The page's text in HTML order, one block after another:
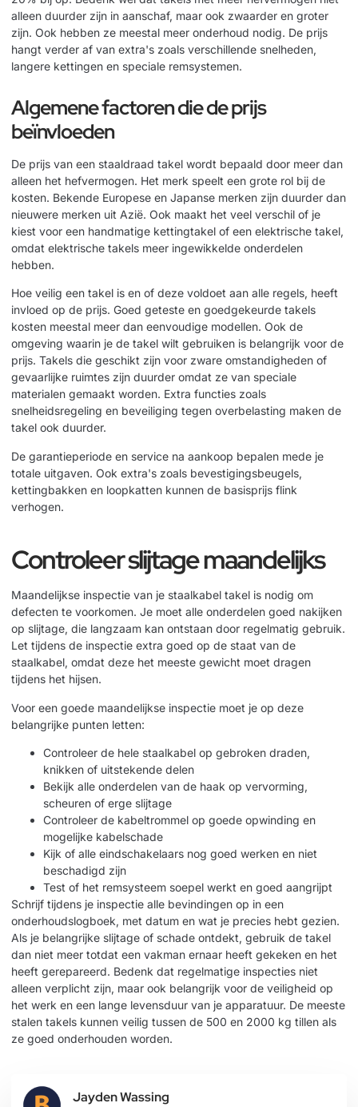
alleen duurder zijn in aanschaf, maar ook zwaarder en groter
zijn. Ook hebben ze meestal meer onderhoud nodig. De prijs
hangt verder af van extra's zoals verschillende snelheden,
langere kettingen en speciale remsystemen.
Algemene factoren die de prijs
beïnvloeden
De prijs van een staaldraad takel wordt bepaald door meer dan
alleen het hefvermogen. Het merk speelt een grote rol bij de
kosten. Bekende Europese en Japanse merken zijn duurder dan
nieuwere merken uit Azië. Ook maakt het veel verschil of je
kiest voor een handmatige kettingtakel of een elektrische takel,
omdat elektrische takels meer ingewikkelde onderdelen
hebben.
Hoe veilig een takel is en of deze voldoet aan alle regels, heeft
invloed op de prijs. Goed geteste en goedgekeurde takels
kosten meestal meer dan eenvoudige modellen. Ook de
omgeving waarin je de takel wilt gebruiken is belangrijk voor de
prijs. Takels die geschikt zijn voor zware omstandigheden of
gevaarlijke ruimtes zijn duurder omdat ze van speciale
materialen gemaakt worden. Extra functies zoals
snelheidsregeling en beveiliging tegen overbelasting maken de
takel ook duurder.
De garantieperiode en service na aankoop bepalen mede je
totale uitgaven. Ook extra's zoals bevestigingsbeugels,
kettingbakken en loopkatten kunnen de basisprijs flink
verhogen.
Controleer slijtage maandelijks
Maandelijkse inspectie van je staalkabel takel is nodig om
defecten te voorkomen. Je moet alle onderdelen goed nakijken
op slijtage, die langzaam kan ontstaan door regelmatig gebruik.
Let tijdens de inspectie extra goed op de staat van de
staalkabel, omdat deze het meeste gewicht moet dragen
tijdens het hijsen.
Voor een goede maandelijkse inspectie moet je op deze
belangrijke punten letten:
Controleer de hele staalkabel op gebroken draden,
knikken of uitstekende delen
Bekijk alle onderdelen van de haak op vervorming,
scheuren of erge slijtage
Controleer de kabeltrommel op goede opwinding en
mogelijke kabelschade
Kijk of alle eindschakelaars nog goed werken en niet
beschadigd zijn
Test of het remsysteem soepel werkt en goed aangrijpt
Schrijf tijdens je inspectie alle bevindingen op in een
onderhoudslogboek, met datum en wat je precies hebt gezien.
Als je belangrijke slijtage of schade ontdekt, gebruik de takel
dan niet meer totdat een vakman ernaar heeft gekeken en het
heeft gerepareerd. Bedenk dat regelmatige inspecties niet
alleen verplicht zijn, maar ook belangrijk voor de veiligheid op
het werk en een lange levensduur van je apparatuur. De meeste
stalen takels kunnen veilig tussen de 500 en 2000 kg tillen als
ze goed onderhouden worden.
Jayden Wassing